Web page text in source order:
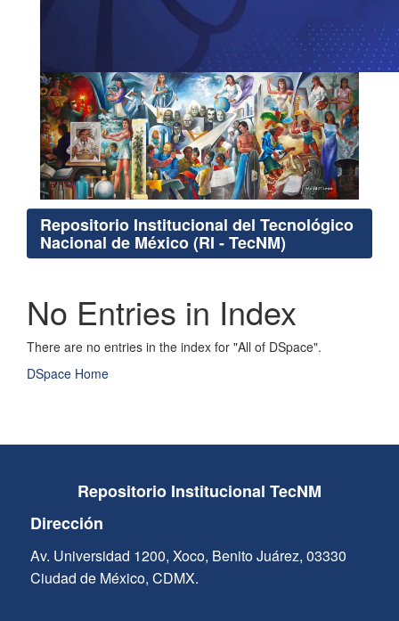
Repositorio Institucional del Tecnológico
Nacional de México (RI - TecNM)
No Entries in Index
There are no entries in the index for "All of DSpace".
DSpace Home
Repositorio Institucional TecNM
Dirección
Av. Universidad 1200, Xoco, Benito Juárez, 03330
Ciudad de México, CDMX.